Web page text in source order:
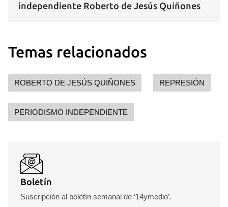
independiente Roberto de Jesús Quiñones
Temas relacionados
ROBERTO DE JESÚS QUIÑONES REPRESIÓN
PERIODISMO INDEPENDIENTE
Boletín
Suscripción al boletín semanal de ‘14ymedio’.